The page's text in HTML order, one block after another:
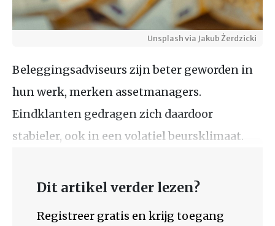
Unsplash via Jakub Żerdzicki
Beleggingsadviseurs zijn beter geworden in
hun werk, merken assetmanagers.
Eindklanten gedragen zich daardoor
stabieler, ook in een volatiel beursklimaat.
Dit artikel verder lezen?
Registreer gratis en krijg toegang